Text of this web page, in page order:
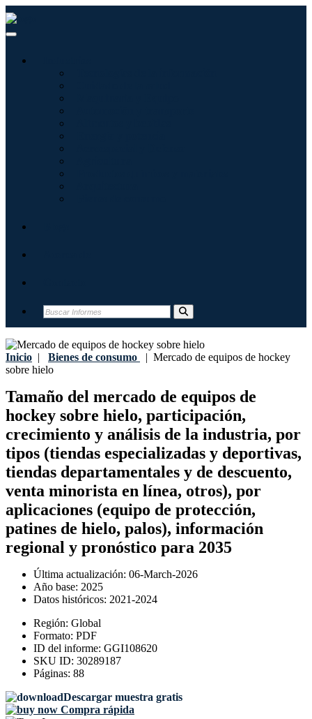
Inicio | Bienes de consumo | Mercado de equipos de hockey
sobre hielo
Tamaño del mercado de equipos de
hockey sobre hielo, participación,
crecimiento y análisis de la industria, por
tipos (tiendas especializadas y deportivas,
tiendas departamentales y de descuento,
venta minorista en línea, otros), por
aplicaciones (equipo de protección,
patines de hielo, palos), información
regional y pronóstico para 2035
Última actualización: 06-March-2026
Año base: 2025
Datos históricos: 2021-2024
Región: Global
Formato: PDF
ID del informe: GGI108620
SKU ID: 30289187
Páginas: 88
Descargar muestra gratis
Compra rápida